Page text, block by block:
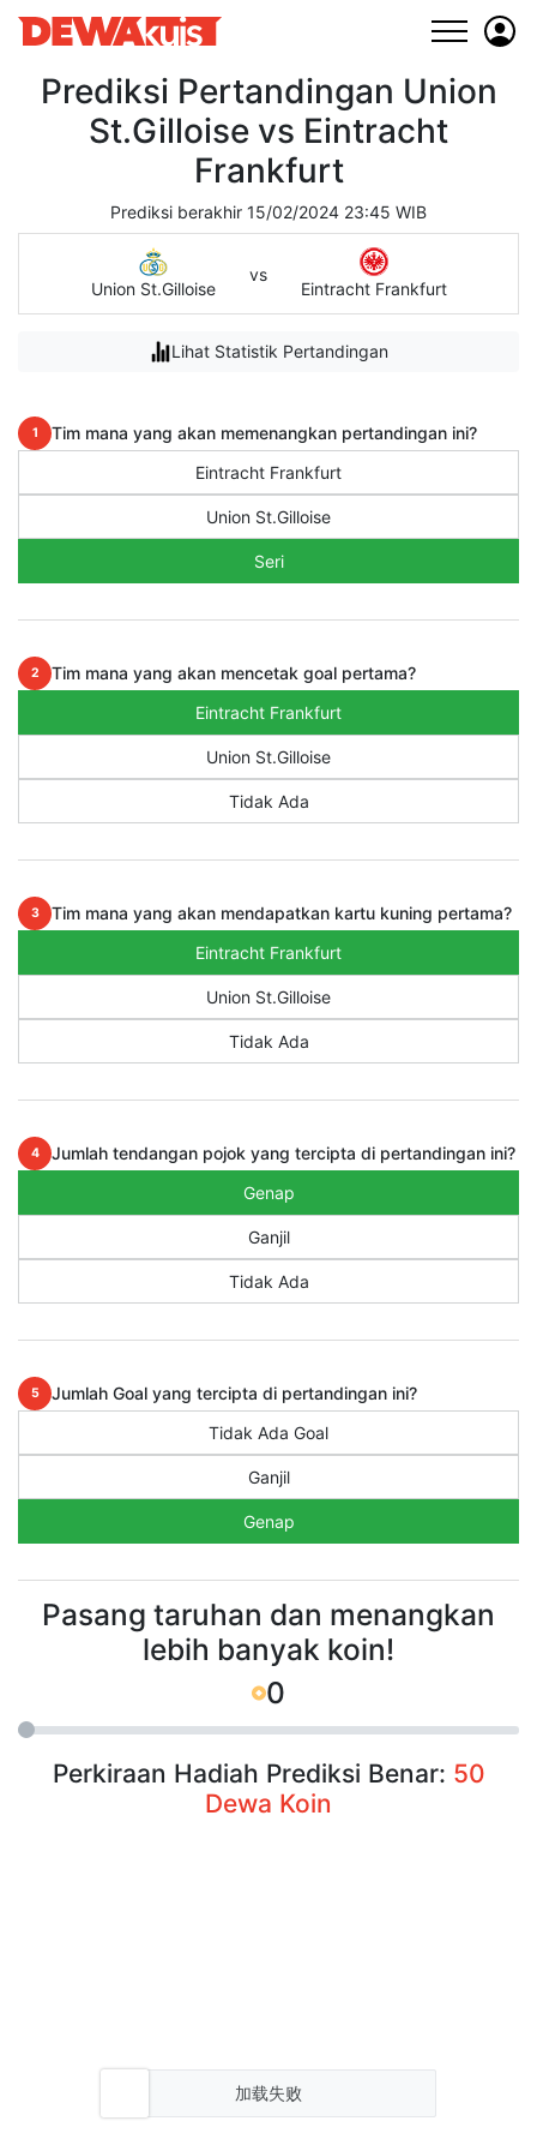
Prediksi Pertandingan Union
St.Gilloise vs Eintracht
Frankfurt
Prediksi berakhir 15/02/2024 23:45 WIB
Union St.Gilloise
vs
Eintracht Frankfurt
Lihat Statistik Pertandingan
1
Tim mana yang akan memenangkan pertandingan ini?
Eintracht Frankfurt
Union St.Gilloise
Seri
2
Tim mana yang akan mencetak goal pertama?
Eintracht Frankfurt
Union St.Gilloise
Tidak Ada
3
Tim mana yang akan mendapatkan kartu kuning pertama?
Eintracht Frankfurt
Union St.Gilloise
Tidak Ada
4
Jumlah tendangan pojok yang tercipta di pertandingan ini?
Genap
Ganjil
Tidak Ada
5
Jumlah Goal yang tercipta di pertandingan ini?
Tidak Ada Goal
Ganjil
Genap
Pasang taruhan dan menangkan
lebih banyak koin!
0
Perkiraan Hadiah Prediksi Benar: 50
Dewa Koin
加载失败